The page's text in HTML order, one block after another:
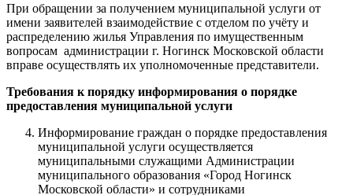
При обращении за получением муниципальной услуги от
имени заявителей взаимодействие с отделом по учёту и
распределению жилья Управления по имущественным
вопросам администрации г. Ногинск Московской области
вправе осуществлять их уполномоченные представители.
Требования к порядку информирования о порядке
предоставления муниципальной услуги
Информирование граждан о порядке предоставления
муниципальной услуги осуществляется
муниципальными служащими Администрации
муниципального образования «Город Ногинск
Московской области» и сотрудниками